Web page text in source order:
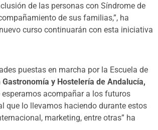
de las personas con Síndrome de
de sus familias,”, ha
curso continuarán con esta iniciativa
puestas en marcha por la Escuela de
y Hostelería de Andalucía,
acompañar a los futuros
que lo llevamos haciendo durante estos
marketing, entre otras” ha